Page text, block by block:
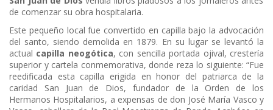
de comenzar su obra hospitalaria.
Este pequeño local fue convertido en capilla bajo la advocación
del santo, siendo demolida en 1879. En su lugar se levantó la
actual capilla neogótica, con sencilla portada ojival, crestería
superior y cartela conmemorativa, donde reza lo siguiente: “Fue
reedificada esta capilla erigida en honor del patriarca de la
caridad San Juan de Dios, fundador de la Orden de los
Hermanos Hospitalarios, a expensas de don José María Vasco y